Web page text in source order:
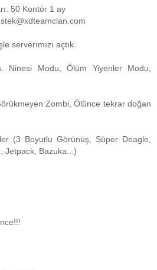
50 Kontör 1 ay
serverımızı açtık.
Ninesi Modu, Ölüm Yiyenler Modu,
Zombi, Ölünce tekrar doğan
(3 Boyutlu Görünüş, Süper Deagle,
Jetpack, Bazuka...)